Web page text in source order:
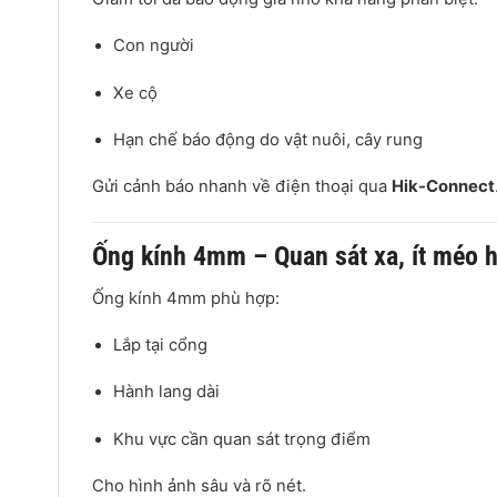
Con người
Xe cộ
Hạn chế báo động do vật nuôi, cây rung
Gửi cảnh báo nhanh về điện thoại qua Hik-Connect.
Ống kính 4mm – Quan sát xa, ít méo
Ống kính 4mm phù hợp:
Lắp tại cổng
Hành lang dài
Khu vực cần quan sát trọng điểm
Cho hình ảnh sâu và rõ nét.